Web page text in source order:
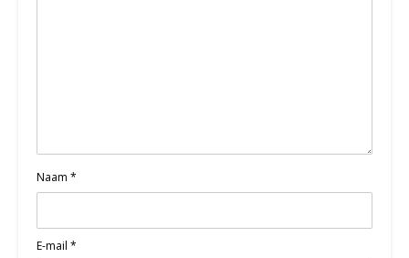
Naam *
E-mail *